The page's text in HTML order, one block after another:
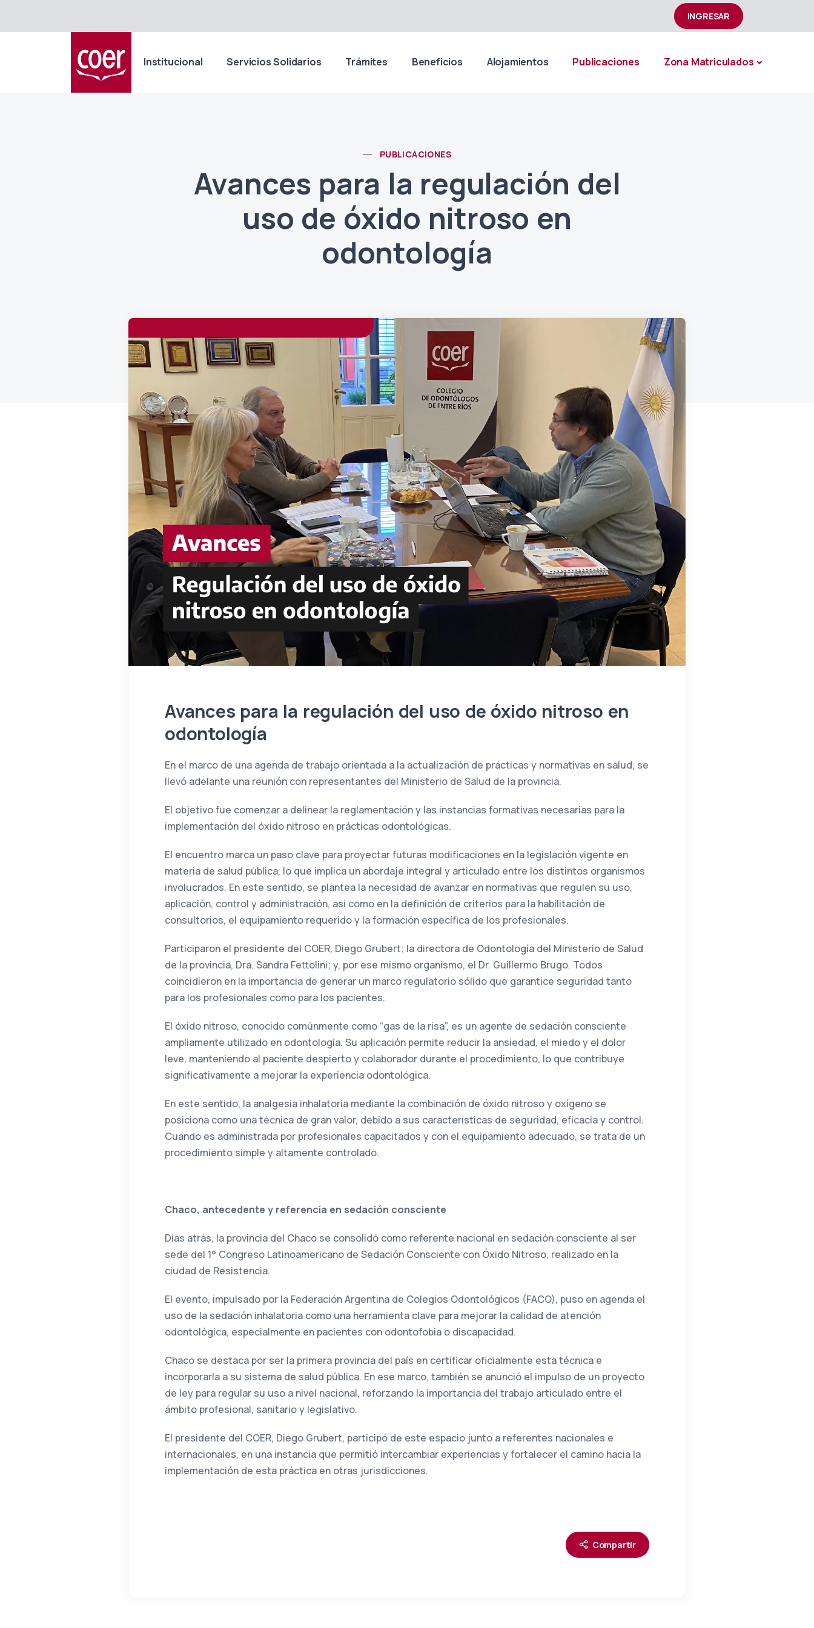
INGRESAR
Institucional Servicios Solidarios Trámites Beneficios Alojamientos Publicaciones Zona Matriculados
PUBLICACIONES
Avances para la regulación del
uso de óxido nitroso en
odontología
Avances para la regulación del uso de óxido nitroso en
odontología
En el marco de una agenda de trabajo orientada a la actualización de prácticas y normativas en salud, se
llevó adelante una reunión con representantes del Ministerio de Salud de la provincia.
El objetivo fue comenzar a delinear la reglamentación y las instancias formativas necesarias para la
implementación del óxido nitroso en prácticas odontológicas.
El encuentro marca un paso clave para proyectar futuras modificaciones en la legislación vigente en
materia de salud pública, lo que implica un abordaje integral y articulado entre los distintos organismos
involucrados. En este sentido, se plantea la necesidad de avanzar en normativas que regulen su uso,
aplicación, control y administración, así como en la definición de criterios para la habilitación de
consultorios, el equipamiento requerido y la formación específica de los profesionales.
Participaron el presidente del COER, Diego Grubert; la directora de Odontología del Ministerio de Salud
de la provincia, Dra. Sandra Fettolini; y, por ese mismo organismo, el Dr. Guillermo Brugo. Todos
coincidieron en la importancia de generar un marco regulatorio sólido que garantice seguridad tanto
para los profesionales como para los pacientes.
El óxido nitroso, conocido comúnmente como “gas de la risa”, es un agente de sedación consciente
ampliamente utilizado en odontología. Su aplicación permite reducir la ansiedad, el miedo y el dolor
leve, manteniendo al paciente despierto y colaborador durante el procedimiento, lo que contribuye
significativamente a mejorar la experiencia odontológica.
En este sentido, la analgesia inhalatoria mediante la combinación de óxido nitroso y oxígeno se
posiciona como una técnica de gran valor, debido a sus características de seguridad, eficacia y control.
Cuando es administrada por profesionales capacitados y con el equipamiento adecuado, se trata de un
procedimiento simple y altamente controlado.
Chaco, antecedente y referencia en sedación consciente
Días atrás, la provincia del Chaco se consolidó como referente nacional en sedación consciente al ser
sede del 1° Congreso Latinoamericano de Sedación Consciente con Óxido Nitroso, realizado en la
ciudad de Resistencia.
El evento, impulsado por la Federación Argentina de Colegios Odontológicos (FACO), puso en agenda el
uso de la sedación inhalatoria como una herramienta clave para mejorar la calidad de atención
odontológica, especialmente en pacientes con odontofobia o discapacidad.
Chaco se destaca por ser la primera provincia del país en certificar oficialmente esta técnica e
incorporarla a su sistema de salud pública. En ese marco, también se anunció el impulso de un proyecto
de ley para regular su uso a nivel nacional, reforzando la importancia del trabajo articulado entre el
ámbito profesional, sanitario y legislativo.
El presidente del COER, Diego Grubert, participó de este espacio junto a referentes nacionales e
internacionales, en una instancia que permitió intercambiar experiencias y fortalecer el camino hacia la
implementación de esta práctica en otras jurisdicciones.
Compartir